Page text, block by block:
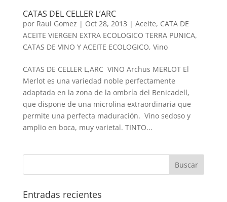
CATAS DEL CELLER L’ARC
por Raul Gomez | Oct 28, 2013 | Aceite, CATA DE
ACEITE VIERGEN EXTRA ECOLOGICO TERRA PUNICA,
CATAS DE VINO Y ACEITE ECOLOGICO, Vino
CATAS DE CELLER L,ARC VINO Archus MERLOT El
Merlot es una variedad noble perfectamente
adaptada en la zona de la ombría del Benicadell,
que dispone de una microlina extraordinaria que
permite una perfecta maduración. Vino sedoso y
amplio en boca, muy varietal. TINTO...
Entradas recientes